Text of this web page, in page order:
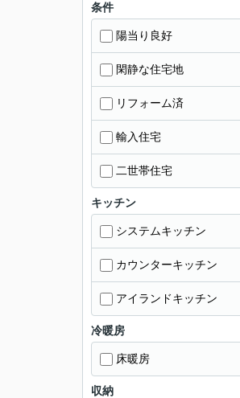
条件
陽当り良好
閑静な住宅地
リフォーム済
輸入住宅
二世帯住宅
キッチン
システムキッチン
カウンターキッチン
アイランドキッチン
冷暖房
床暖房
収納